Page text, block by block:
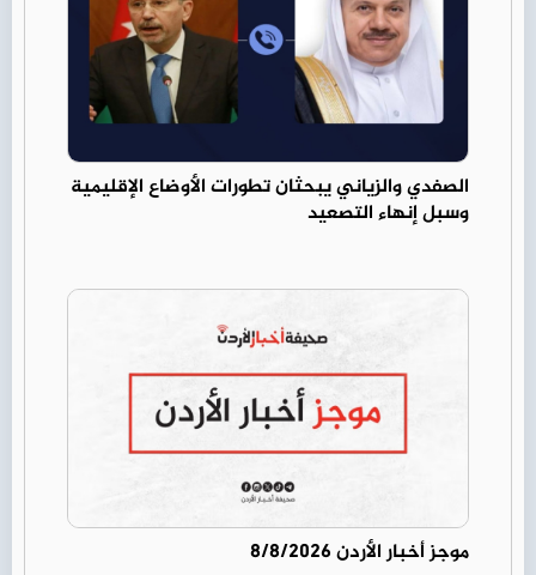
الصفدي والزياني يبحثان تطورات الأوضاع الإقليمية
وسبل إنهاء التصعيد
موجز أخبار الأردن 8/8/2026